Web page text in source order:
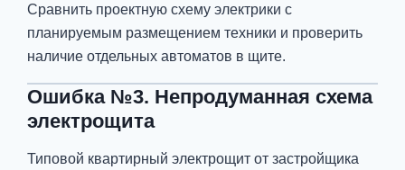
Сравнить проектную схему электрики с
планируемым размещением техники и проверить
наличие отдельных автоматов в щите.
Ошибка №3. Непродуманная схема
электрощита
Типовой квартирный электрощит от застройщика